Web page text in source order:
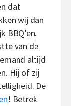
dat
wij dan
BBQ’en.
van de
altijd
Hij of zij
De
! Betrek